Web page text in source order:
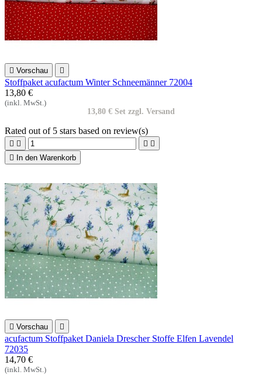
 Vorschau 
Stoffpaket acufactum Winter Schneemänner 72004
13,80 €
(inkl. MwSt.)
13,80 € Set zzgl. Versand
Rated out of 5 stars based on review(s)
   

In den Warenkorb
 Vorschau 
acufactum Stoffpaket Daniela Drescher Stoffe Elfen Lavendel
72035
14,70 €
(inkl. MwSt.)